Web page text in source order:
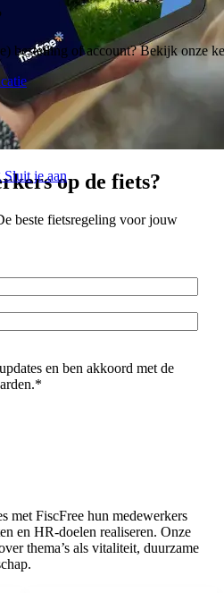
bestelling of account? Bekijk onze
Sluit je aanop de fiets?
beste fietsregeling voor jouw
en ben akkoord met de
*
met FiscFree hun medewerkers
en HR-doelen realiseren. Onze
thema’s als vitaliteit, duurzame